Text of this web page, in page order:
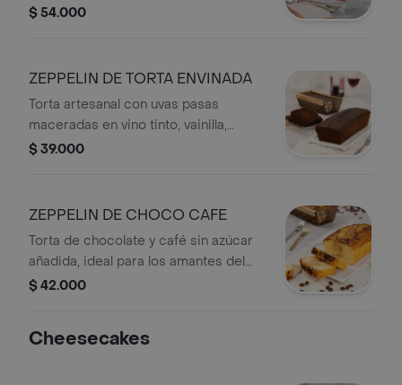
crema de queso dulce, tamaño a
$ 54.000
ZEPPELIN DE TORTA ENVINADA
Torta artesanal con uvas pasas
maceradas en vino tinto, vainilla,
canela y especias cálidas.
$ 39.000
ZEPPELIN DE CHOCO CAFE
Torta de chocolate y café sin azúcar
añadida, ideal para los amantes del
café.
$ 42.000
Cheesecakes